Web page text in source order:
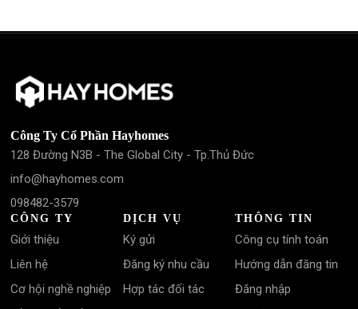
Công Ty Cổ Phần Hayhomes
128 Đường N3B - The Global City - Tp.Thủ Đức
info@hayhomes.com
098482-3579
CÔNG TY
Giới thiệu
Liên hệ
Cơ hội nghề nghiệp
DỊCH VỤ
Ký gửi
Đăng ký nhu cầu
Hợp tác đối tác
THÔNG TIN
Công cụ tính toán
Hướng dẫn đăng tin
Đăng nhập